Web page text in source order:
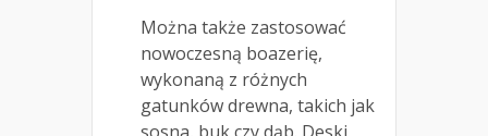
Można także zastosować
nowoczesną boazerię,
wykonaną z różnych
gatunków drewna, takich jak